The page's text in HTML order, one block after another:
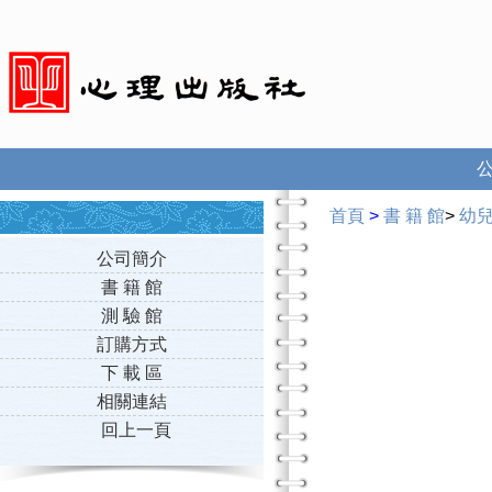
公司簡介
書 籍 館
測 驗 館
訂購方式
下 載 區
相關連結
回上一頁
首頁 > 書 籍 館> 幼